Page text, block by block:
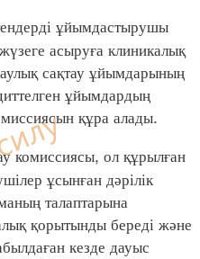
ұйымдастырушы
асыруға клиникалық
сақтау ұйымдарының
ұйымдардың
құра алады.
ол құрылған
ұсынған дәрілік
талаптарына
қорытынды береді және
кезде дауыс